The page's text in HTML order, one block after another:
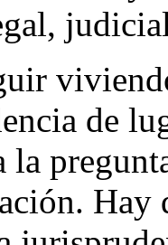
de
la
Hay